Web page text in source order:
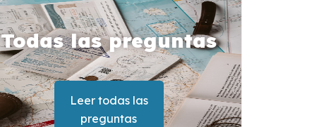
Todas las preguntas
frecuentes sobre
Egipto
Leer todas las
preguntas